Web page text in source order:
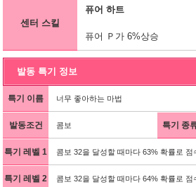
센터 스킬
퓨어 하트
퓨어 Ｐ가 6%상승
발동 특기 정보
특기 이름 너무 좋아하는 마법
발동조건 콤보 특기 종
특기 레벨 1 콤보 32을 달성할 때마다 63% 확률로 점
특기 레벨 2 콤보 32을 달성할 때마다 64% 확률로 점